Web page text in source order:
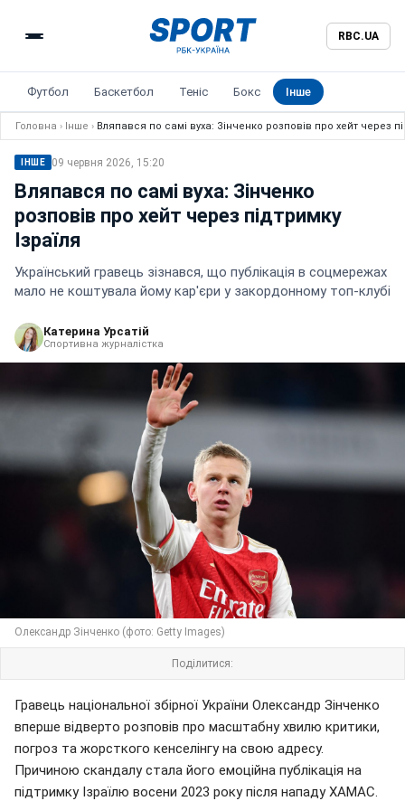
RBC.UA
Футбол Баскетбол Теніс Бокс Інше
Головна › Інше › Вляпався по самі вуха: Зінченко розповів про хейт через
ІНШЕ 09 червня 2026, 15:20
Вляпався по самі вуха: Зінченко
розповів про хейт через підтримку
Ізраїля
Український гравець зізнався, що публікація в соцмережах
мало не коштувала йому кар'єри у закордонному топ-клубі
Катерина Урсатій
Спортивна журналістка
Олександр Зінченко (фото: Getty Images)
Поділитися:
Гравець національної збірної України Олександр Зінченко
вперше відверто розповів про масштабну хвилю критики,
погроз та жорсткого кенселінгу на свою адресу.
Причиною скандалу стала його емоційна публікація на
підтримку Ізраїлю восени 2023 року після нападу ХАМАС.